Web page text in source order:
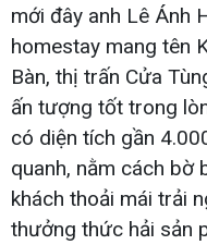
mới đây anh Lê Ánh
homestay mang tên
Bàn, thị trấn Cửa
ấn tượng tốt trong
có diện tích gần
quanh, nằm cách bờ
khách thoải mái trải
thưởng thức hải sản